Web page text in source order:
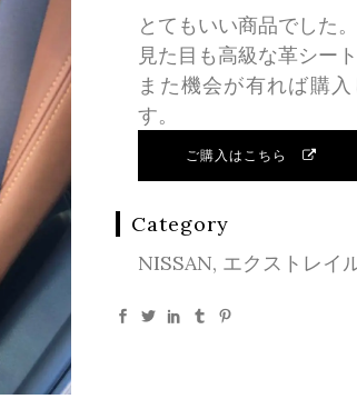
とてもいい商品でした。
見た目も高級な革シー
また機会が有れば購
す。
ご購入はこちら
Category
NISSAN, エクストレイ